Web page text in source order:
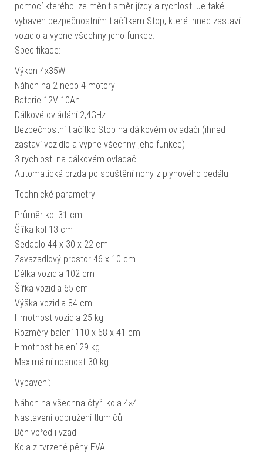
pomocí kterého lze měnit směr jízdy a rychlost. Je také
vybaven bezpečnostním tlačítkem Stop, které ihned zastaví
vozidlo a vypne všechny jeho funkce.
Specifikace:
Výkon 4x35W
Náhon na 2 nebo 4 motory
Baterie 12V 10Ah
Dálkové ovládání 2,4GHz
Bezpečnostní tlačítko Stop na dálkovém ovladači (ihned
zastaví vozidlo a vypne všechny jeho funkce)
3 rychlosti na dálkovém ovladači
Automatická brzda po spuštění nohy z plynového pedálu
Technické parametry:
Průměr kol 31 cm
Šířka kol 13 cm
Sedadlo 44 x 30 x 22 cm
Zavazadlový prostor 46 x 10 cm
Délka vozidla 102 cm
Šířka vozidla 65 cm
Výška vozidla 84 cm
Hmotnost vozidla 25 kg
Rozměry balení 110 x 68 x 41 cm
Hmotnost balení 29 kg
Maximální nosnost 30 kg
Vybavení:
Náhon na všechna čtyři kola 4×4
Nastavení odpružení tlumičů
Běh vpřed i vzad
Kola z tvrzené pěny EVA